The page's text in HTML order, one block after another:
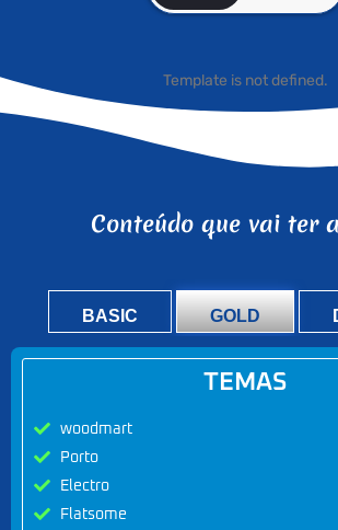
Template is not defined.
Conteúdo que vai ter
BASIC GOLD
TEMAS
woodmart
Porto
Electro
Flatsome